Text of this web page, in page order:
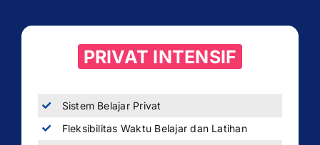
PRIVAT INTENSIF
Sistem Belajar Privat
Fleksibilitas Waktu Belajar dan Latihan